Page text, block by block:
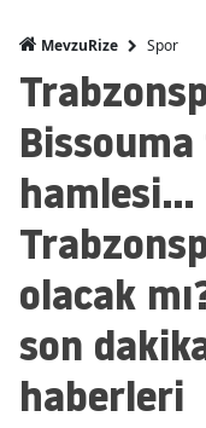
MevzuRize Spor
olacak
son
haberleri